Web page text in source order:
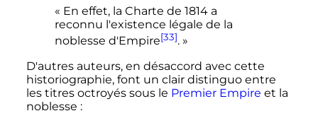
« En effet, la Charte de 1814 a
reconnu l'existence légale de la
noblesse d'Empire[33]. »
D'autres auteurs, en désaccord avec cette
historiographie, font un clair distinguo entre
les titres octroyés sous le Premier Empire et la
noblesse :